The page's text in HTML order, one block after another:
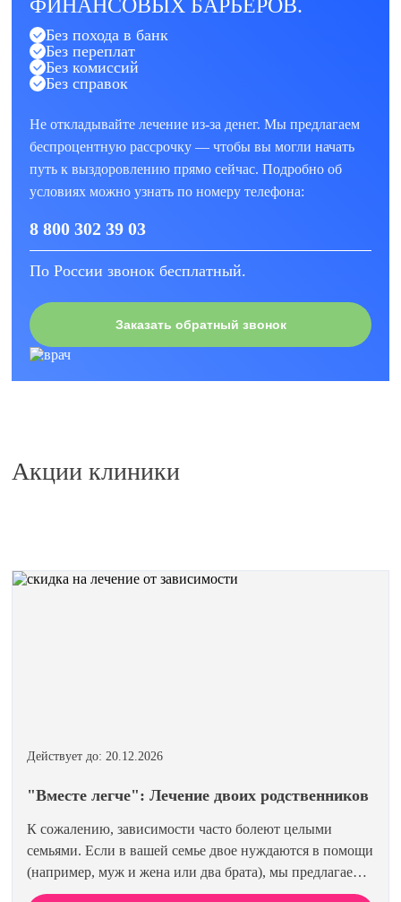
ФИНАНСОВЫХ БАРЬЕРОВ.
Без похода в банк
Без переплат
Без комиссий
Без справок
Не откладывайте лечение из-за денег. Мы предлагаем
беспроцентную рассрочку — чтобы вы могли начать
путь к выздоровлению прямо сейчас. Подробно об
условиях можно узнать по номеру телефона:
8 800 302 39 03
По России звонок бесплатный.
Заказать обратный звонок
Акции клиники
Действует до: 20.12.2026
"Вместе легче": Лечение двоих родственников
К сожалению, зависимости часто болеют целыми
семьями. Если в вашей семье двое нуждаются в помощи
(например, муж и жена или два брата), мы предлагаем
специальную цену на одновременное лечение. Второй